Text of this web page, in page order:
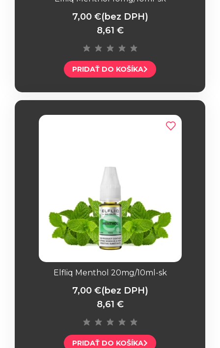
7,00 €(bez DPH)
8,61 €
PRIDAŤ DO KOŠÍKA
Elfliq Menthol 20mg/10ml-sk
7,00 €(bez DPH)
8,61 €
PRIDAŤ DO KOŠÍKA